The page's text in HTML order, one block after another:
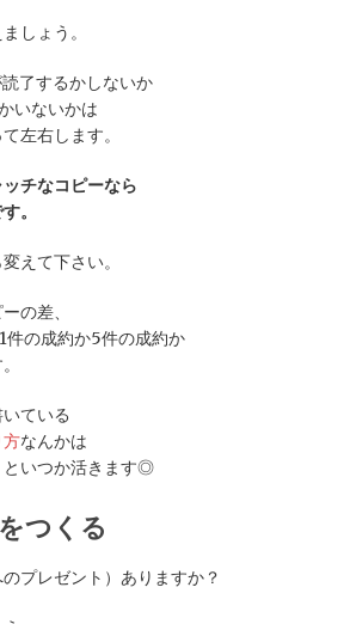
しょう。
了するかしないか
いないかは
左右します。
チなコピーなら
。
えて下さい。
の差、
件の成約か5件の成約か
ている
方なんかは
といつか活きます◎
つくる
プレゼント）ありますか？